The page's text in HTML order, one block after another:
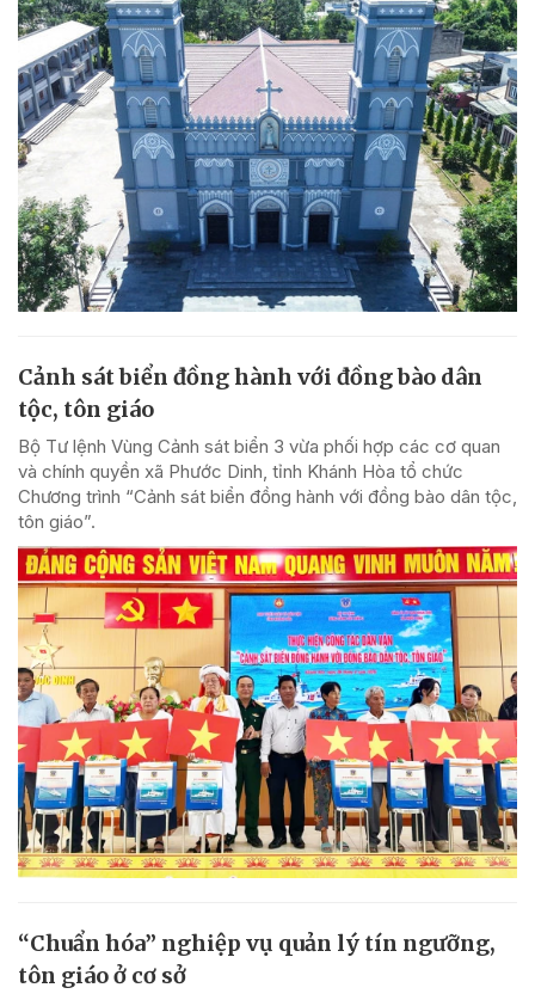
Cảnh sát biển đồng hành với đồng bào dân
tộc, tôn giáo
Bộ Tư lệnh Vùng Cảnh sát biển 3 vừa phối hợp các cơ quan
và chính quyền xã Phước Dinh, tỉnh Khánh Hòa tổ chức
Chương trình “Cảnh sát biển đồng hành với đồng bào dân tộc,
tôn giáo”.
“Chuẩn hóa” nghiệp vụ quản lý tín ngưỡng,
tôn giáo ở cơ sở